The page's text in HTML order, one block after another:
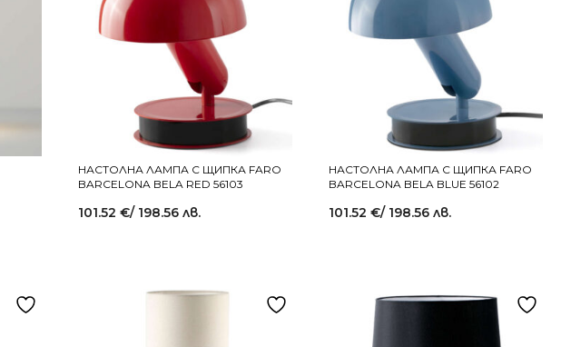
НАСТОЛНА ЛАМПА С ЩИПКА FARO
BARCELONA BELA RED 56103
101.52 €/ 198.56 лв.
НАСТОЛНА ЛАМПА С ЩИПКА FARO
BARCELONA BELA BLUE 56102
101.52 €/ 198.56 лв.